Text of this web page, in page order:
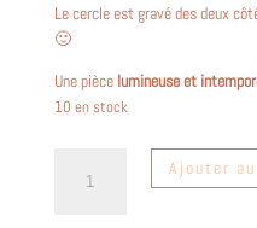
Le cercle est gravé des deux
🙂
Une pièce lumineuse et
10 en stock
Ajouter